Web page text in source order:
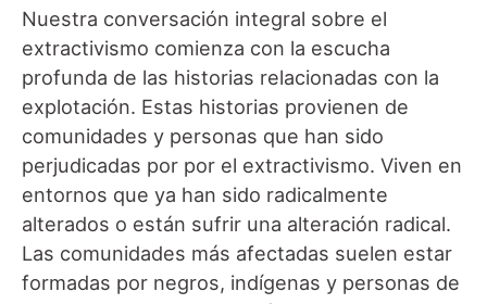
Nuestra conversación integral sobre el
extractivismo comienza con la escucha
profunda de las historias relacionadas con la
explotación. Estas historias provienen de
comunidades y personas que han sido
perjudicadas por por el extractivismo. Viven en
entornos que ya han sido radicalmente
alterados o están sufrir una alteración radical.
Las comunidades más afectadas suelen estar
formadas por negros, indígenas y personas de